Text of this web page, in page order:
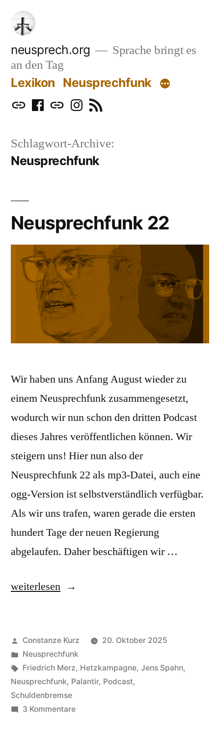
Zum
Inhalt
springen
neusprech.org
Sprache bringt es
an den Tag
Lexikon Neusprechfunk
MastodonFacebook
BlueskyInstagram
RSS
Schlagwort-Archive:
Neusprechfunk
Neusprechfunk 22
Wir haben uns Anfang August wieder zu
einem Neusprechfunk zusammengesetzt,
wodurch wir nun schon den dritten Podcast
dieses Jahres veröffentlichen können. Wir
steigern uns! Hier nun also der
Neusprechfunk 22 als mp3-Datei, auch eine
ogg-Version ist selbstverständlich verfügbar.
Als wir uns trafen, waren gerade die ersten
hundert Tage der neuen Regierung
abgelaufen. Daher beschäftigen wir …
„Neusprechfunk
weiterlesen
Veröffentlicht
von
Constanze Kurz
20. Oktober 2025
Veröffentlicht
in
Neusprechfunk
Schlagwörter:
Friedrich Merz, Hetzkampagne, Jens Spahn,
Neusprechfunk, Palantir, Podcast,
Schuldenbremse
3 Kommentarezu